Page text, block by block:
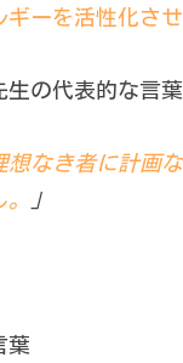
ーを活性化させ
生の代表的な言
なき者に計画
」
葉